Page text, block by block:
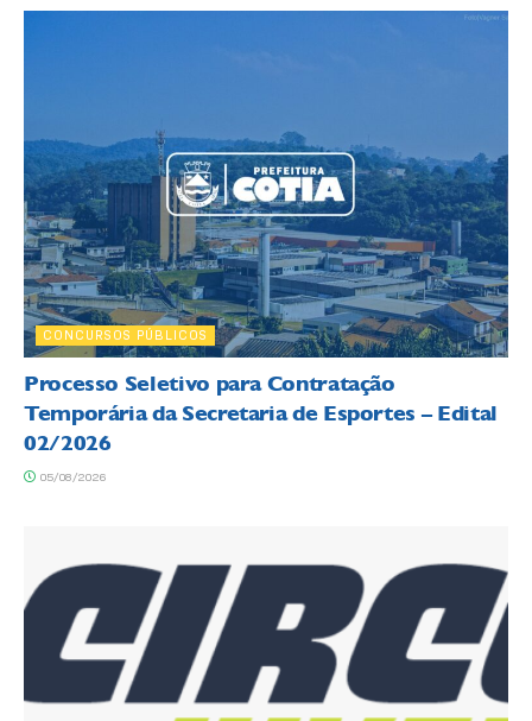
CONCURSOS PÚBLICOS
Processo Seletivo para Contratação
Temporária da Secretaria de Esportes – Edital
02/2026
05/08/2026